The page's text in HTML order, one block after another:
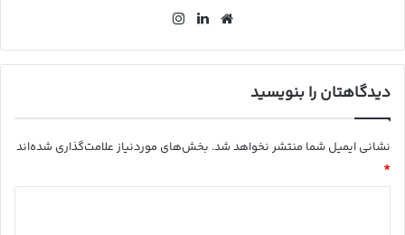
وب
ت
لین
ین گرا
دیدگاهتان را بنویسید
نشانی ایمیل شما منتشر نخواهد شد. بخش‌های موردنیاز علامت‌گذاری شده‌اند
*